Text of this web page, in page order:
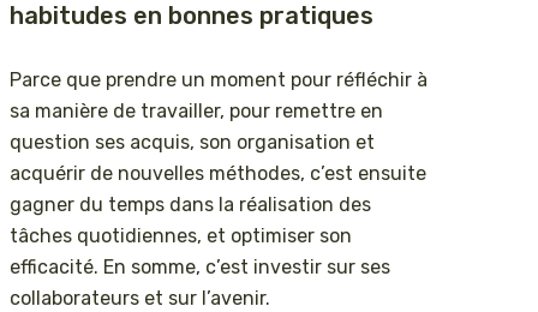
habitudes en bonnes pratiques
Parce que prendre un moment pour réfléchir à
sa manière de travailler, pour remettre en
question ses acquis, son organisation et
acquérir de nouvelles méthodes, c’est ensuite
gagner du temps dans la réalisation des
tâches quotidiennes, et optimiser son
efficacité. En somme, c’est investir sur ses
collaborateurs et sur l’avenir.